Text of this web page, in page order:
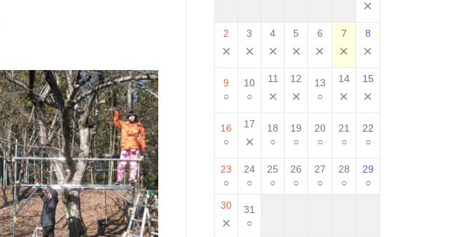
×
2
×
3
×
4
×
5
×
6
×
7
×
8
×
9
○
10
○
11
×
12
×
13
○
14
×
15
×
16
○
17
×
18
○
19
○
20
○
21
○
22
○
23
○
24
○
25
○
26
○
27
○
28
○
29
○
30
×
31
○